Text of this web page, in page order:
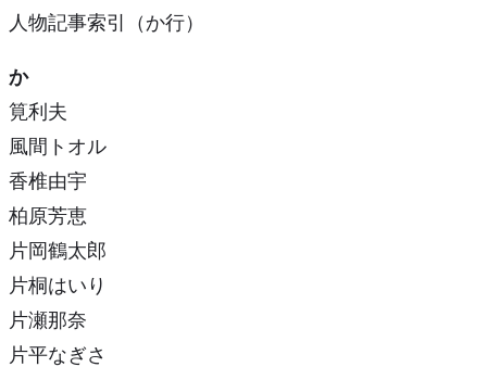
人物記事索引（か行）
か
筧利夫
風間トオル
香椎由宇
柏原芳恵
片岡鶴太郎
片桐はいり
片瀬那奈
片平なぎさ